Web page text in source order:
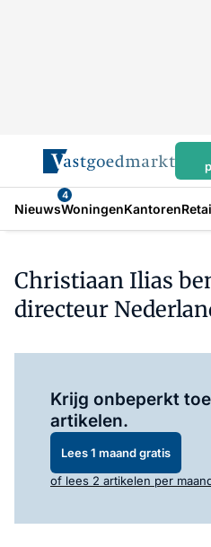
Nieuws
4
WoningenKantoren
Christiaan Ilias
directeur
Krijg onbeperkt
artikelen.
Lees 1 maand gratis
of lees 2 artikelen per